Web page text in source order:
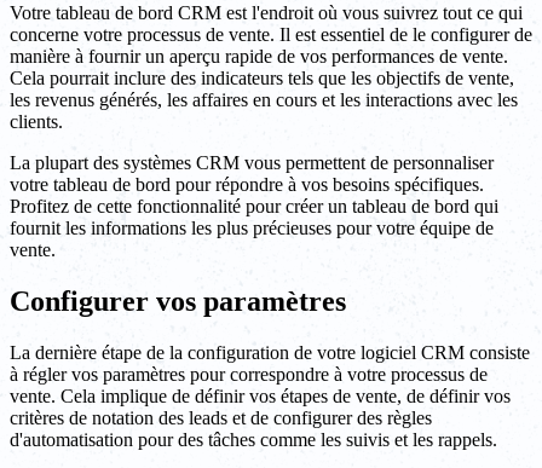
Votre tableau de bord CRM est l'endroit où vous suivrez tout ce qui
concerne votre processus de vente. Il est essentiel de le configurer de
manière à fournir un aperçu rapide de vos performances de vente.
Cela pourrait inclure des indicateurs tels que les objectifs de vente,
les revenus générés, les affaires en cours et les interactions avec les
clients.
La plupart des systèmes CRM vous permettent de personnaliser
votre tableau de bord pour répondre à vos besoins spécifiques.
Profitez de cette fonctionnalité pour créer un tableau de bord qui
fournit les informations les plus précieuses pour votre équipe de
vente.
Configurer vos paramètres
La dernière étape de la configuration de votre logiciel CRM consiste
à régler vos paramètres pour correspondre à votre processus de
vente. Cela implique de définir vos étapes de vente, de définir vos
critères de notation des leads et de configurer des règles
d'automatisation pour des tâches comme les suivis et les rappels.